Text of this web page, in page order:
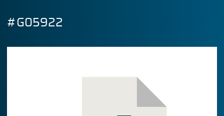
#G05922